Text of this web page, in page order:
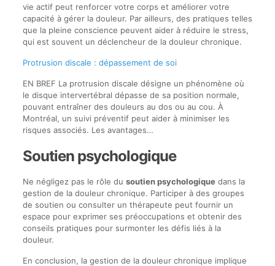
vie actif peut renforcer votre corps et améliorer votre
capacité à gérer la douleur. Par ailleurs, des pratiques telles
que la pleine conscience peuvent aider à réduire le stress,
qui est souvent un déclencheur de la douleur chronique.
Protrusion discale : dépassement de soi
EN BREF La protrusion discale désigne un phénomène où
le disque intervertébral dépasse de sa position normale,
pouvant entraîner des douleurs au dos ou au cou. À
Montréal, un suivi préventif peut aider à minimiser les
risques associés. Les avantages…
Soutien psychologique
Ne négligez pas le rôle du soutien psychologiquedans la
gestion de la douleur chronique. Participer à des groupes
de soutien ou consulter un thérapeute peut fournir un
espace pour exprimer ses préoccupations et obtenir des
conseils pratiques pour surmonter les défis liés à la
douleur.
En conclusion, la gestion de la douleur chronique implique